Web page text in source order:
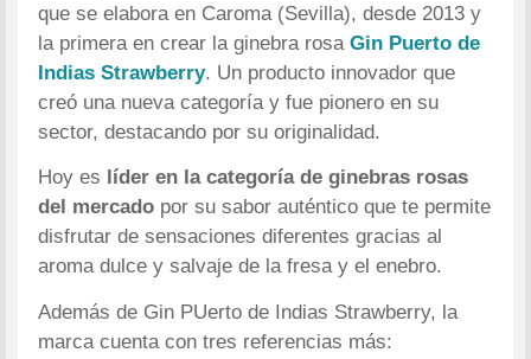
que se elabora en Caroma (Sevilla), desde 2013 y
la primera en crear la ginebra rosaGin Puerto de
Indias Strawberry. Un producto innovador que
creó una nueva categoría y fue pionero en su
sector, destacando por su originalidad.
Hoy es líder en la categoría de ginebras rosas
del mercado por su sabor auténtico que te permite
disfrutar de sensaciones diferentes gracias al
aroma dulce y salvaje de la fresa y el enebro.
Además de Gin PUerto de Indias Strawberry, la
marca cuenta con tres referencias más: